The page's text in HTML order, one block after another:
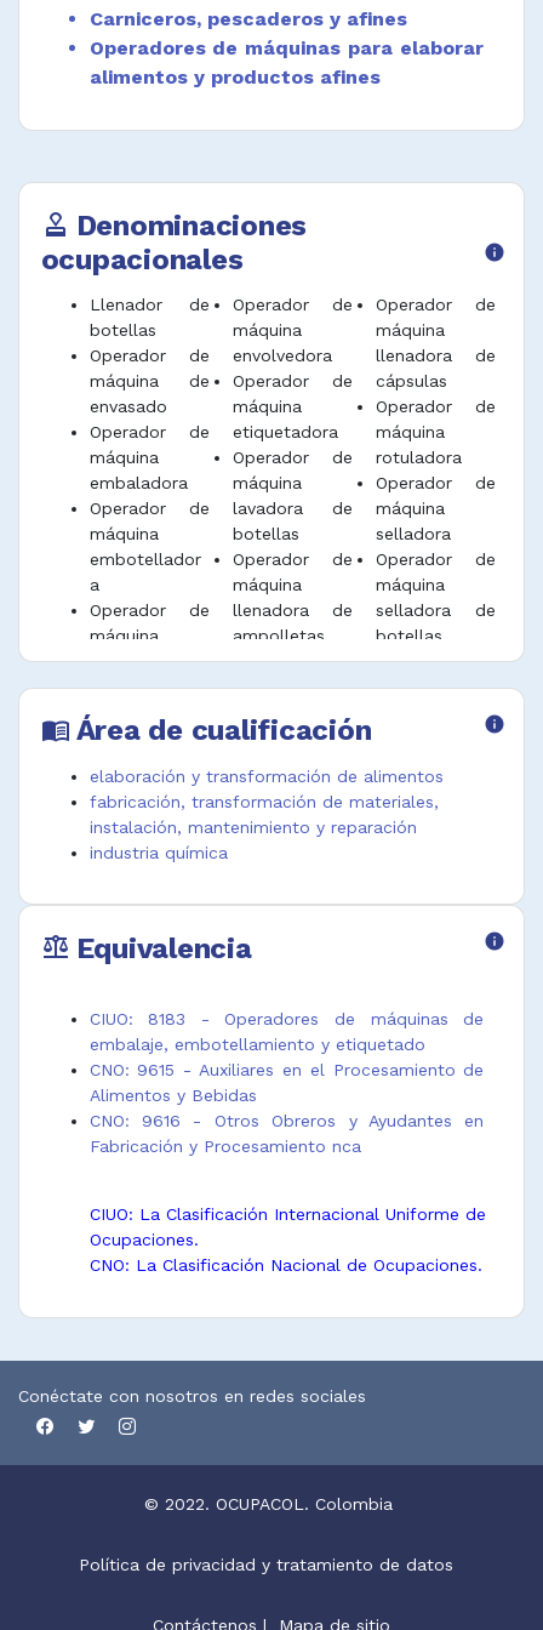
Carniceros, pescaderos y afines
Operadores de máquinas para elaborar
alimentos y productos afines
approval Denominaciones
ocupacionales
info
Llenador de
botellas
Operador de
máquina de
envasado
Operador de
máquina
embaladora
Operador de
máquina
embotellador
a
Operador de
máquina
enfardadora
Operador de
máquina
envolvedora
Operador de
máquina
etiquetadora
Operador de
máquina
lavadora de
botellas
Operador de
máquina
llenadora de
ampolletas
Operador de
máquina
llenadora de
cápsulas
Operador de
máquina
rotuladora
Operador de
máquina
selladora
Operador de
máquina
selladora de
botellas
menu_book Área de cualificación info
elaboración y transformación de alimentos
fabricación, transformación de materiales,
instalación, mantenimiento y reparación
industria química
balance Equivalencia info
CIUO: 8183 - Operadores de máquinas de
embalaje, embotellamiento y etiquetado
CNO: 9615 - Auxiliares en el Procesamiento de
Alimentos y Bebidas
CNO: 9616 - Otros Obreros y Ayudantes en
Fabricación y Procesamiento nca
CIUO: La Clasificación Internacional Uniforme de
Ocupaciones.
CNO: La Clasificación Nacional de Ocupaciones.
Conéctate con nosotros en redes sociales
© 2022. OCUPACOL. Colombia
Política de privacidad y tratamiento de datos
Contáctenos | Mapa de sitio